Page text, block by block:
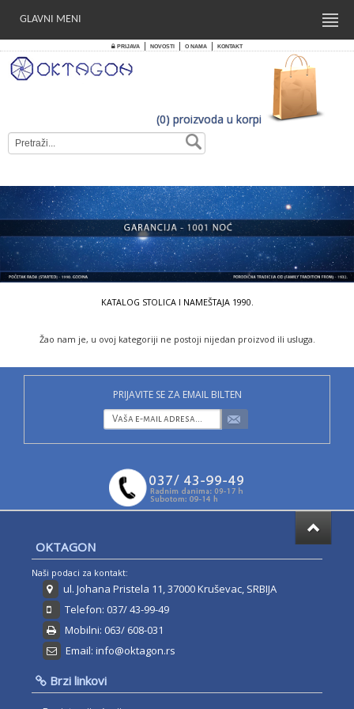
PRIJAVA | NOVOSTI | O NAMA | KONTAKT
(0) proizvoda u korpi
GLAVNI MENI
KATALOG STOLICA I NAMEŠTAJA 1990.
Žao nam je, u ovoj kategoriji ne postoji nijedan proizvod ili usluga.
PRIJAVITE SE ZA EMAIL BILTEN
OKTAGON
Naši podaci za kontakt:
ul. Johana Pristela 11, 37000 Kruševac, SRBIJA
Telefon: 037/ 43-99-49
Mobilni: 063/ 608-031
Email: info@oktagon.rs
Brzi linkovi